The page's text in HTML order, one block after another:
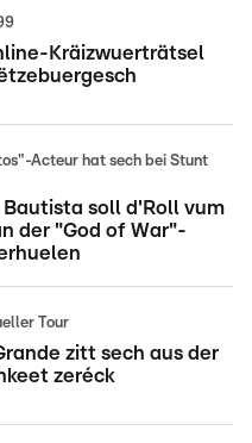
Kräizwuerträtsel
Acteur hat sech bei Stunt
Bautista soll d'Roll vum
der "God of War"-
Tour
zitt sech aus der
zeréck